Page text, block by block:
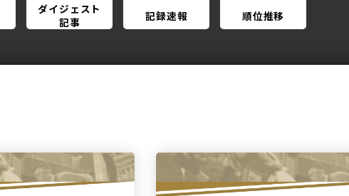
ダイジェスト
記事
記録速報 順位推移